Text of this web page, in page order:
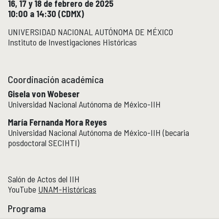
Micrositios
Investigación posdoctoral
Actividades académicas
ACTIVIDADES ACADÉMICAS
Formación
FORMACIÓN
Olimpiadas
Servicio Social
Cursos y diplomados vigentes
Próximamente
Cursos y diplomados concluidos
16, 17 y 18 de febrero de 2025
10:00 a 14:30 (CDMX)
UNIVERSIDAD NACIONAL AUTÓNOMA DE MÉXICO
Instituto de Investigaciones Históricas
Coordinación académica
Gisela von Wobeser
Universidad Nacional Autónoma de México-IIH
María Fernanda Mora Reyes
Universidad Nacional Autónoma de México-IIH (becaria
posdoctoral SECIHTI)
Salón de Actos del IIH
YouTube UNAM-Históricas
Programa